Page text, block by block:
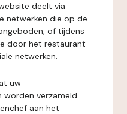
deelt via
netwerken die op de
of tijdens
door het restaurant
netwerken.
uw
worden verzameld
aan het